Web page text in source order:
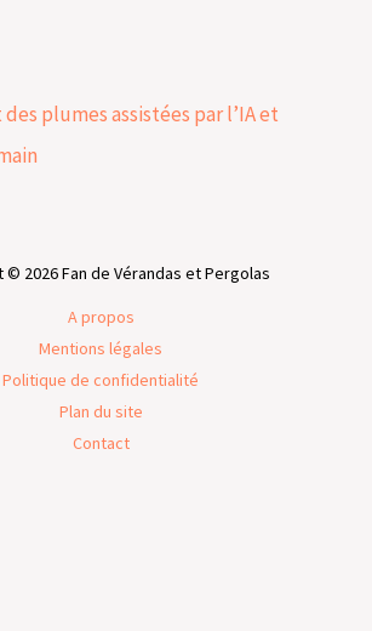
plumes assistées par l’IA et
© 2026 Fan de Vérandas et Pergolas
A propos
Mentions légales
Politique de confidentialité
Plan du site
Contact